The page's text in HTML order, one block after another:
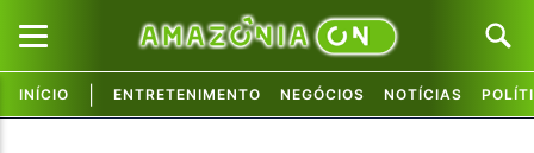
INÍCIO ENTRETENIMENTO NEGÓCIOS NOTÍCIAS